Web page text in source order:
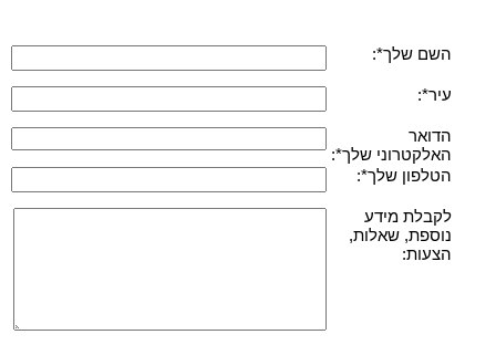
השם שלך*:
עיר*:
הדואר
האלקטרוני שלך*:
הטלפון שלך*:
לקבלת מידע
נוספת, שאלות,
הצעות: